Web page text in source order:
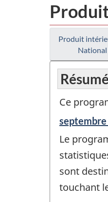
Produit
National
Ce
Période
référence
de
changement
-
Le
sont
touchant